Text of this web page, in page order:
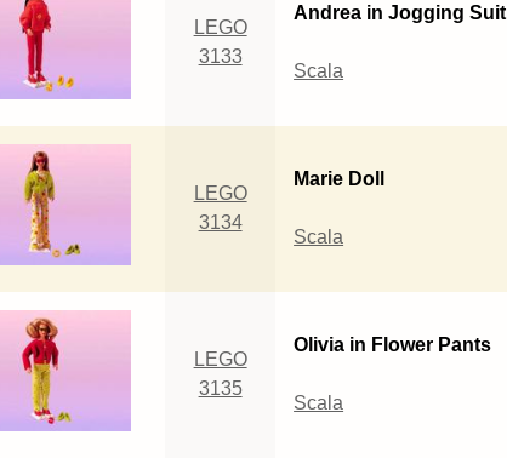
LEGO
3133
Andrea in Jogging Suit
Scala
LEGO
3134
Marie Doll
Scala
LEGO
3135
Olivia in Flower Pants
Scala